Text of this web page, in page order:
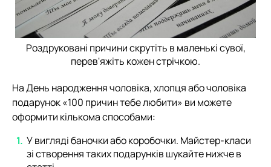
Роздруковані причини скрутіть в маленькі сувої,
перев'яжіть кожен стрічкою.
На День народження чоловіка, хлопця або чоловіка
подарунок «100 причин тебе любити» ви можете
оформити кількома способами:
У вигляді баночки або коробочки. Майстер-класи
зі створення таких подарунків шукайте нижче в